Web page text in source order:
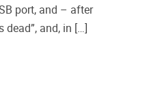
port, and – after
dead”, and, in […]